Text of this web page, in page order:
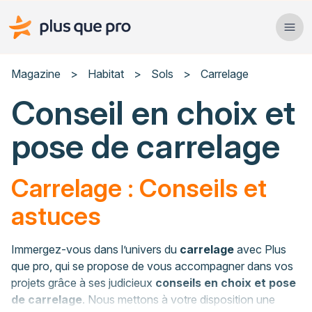
Plus que pro Mag'
Habitat
Services
Rechercher un article
Magazine > Habitat > Sols > Carrelage
Conseil en choix et
pose de carrelage
Carrelage : Conseils et
astuces
Immergez-vous dans l’univers du carrelage avec Plus
que pro, qui se propose de vous accompagner dans vos
projets grâce à ses judicieux conseils en choix et pose
de carrelage. Nous mettons à votre disposition une